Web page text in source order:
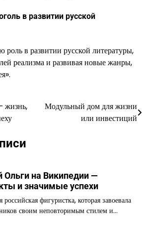
в развитии русской
роль в развитии русской литературы,
реализма и развивая новые жанры,
жизнь,
Модульный дом для жизни
или инвестиций
на Википедии —
и значимые успехи
фигуристка, которая завоевала
своим неповторимым стилем и…